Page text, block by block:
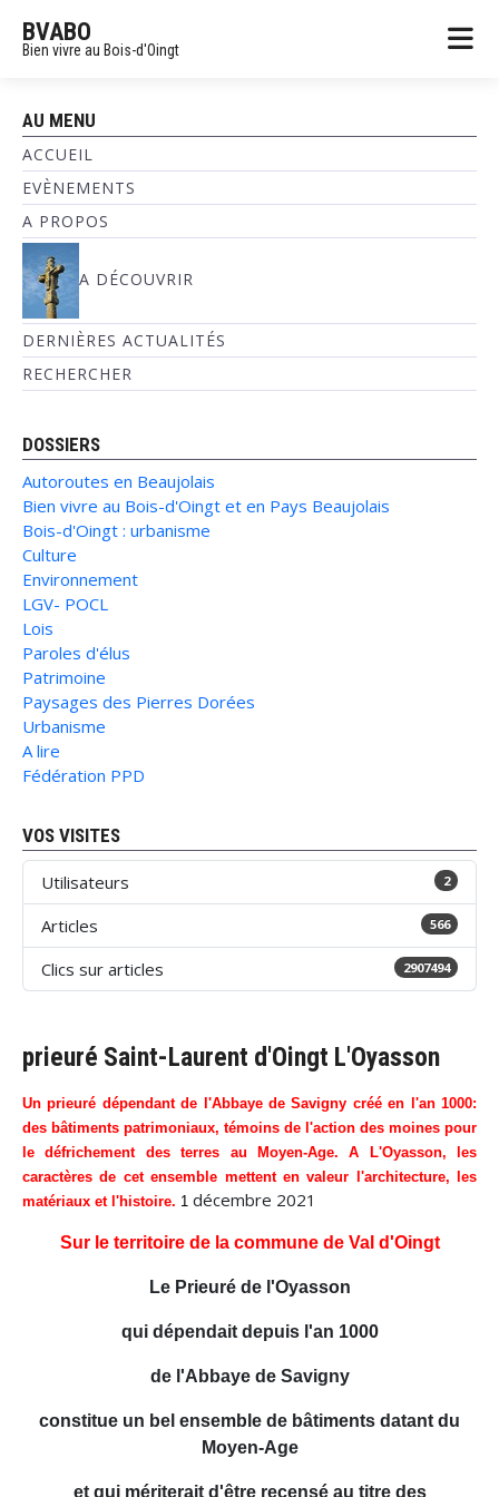
BVABO
Bien vivre au Bois-d'Oingt
AU MENU
ACCUEIL
EVÈNEMENTS
A PROPOS
A DÉCOUVRIR
DERNIÈRES ACTUALITÉS
RECHERCHER
DOSSIERS
Autoroutes en Beaujolais
Bien vivre au Bois-d'Oingt et en Pays Beaujolais
Bois-d'Oingt : urbanisme
Culture
Environnement
LGV- POCL
Lois
Paroles d'élus
Patrimoine
Paysages des Pierres Dorées
Urbanisme
A lire
Fédération PPD
VOS VISITES
Utilisateurs 2
Articles 566
Clics sur articles 2907494
prieuré Saint-Laurent d'Oingt L'Oyasson
Un prieuré dépendant de l'Abbaye de Savigny créé en l'an 1000:
des bâtiments patrimoniaux, témoins de l'action des moines pour
le défrichement des terres au Moyen-Age. A L'Oyasson, les
caractères de cet ensemble mettent en valeur l'architecture, les
matériaux et l'histoire. 1 décembre 2021
Sur le territoire de la commune de Val d'Oingt
Le Prieuré de l'Oyasson
qui dépendait depuis l'an 1000
de l'Abbaye de Savigny
constitue un bel ensemble de bâtiments datant du
Moyen-Age
et qui mériterait d'être recensé au titre des